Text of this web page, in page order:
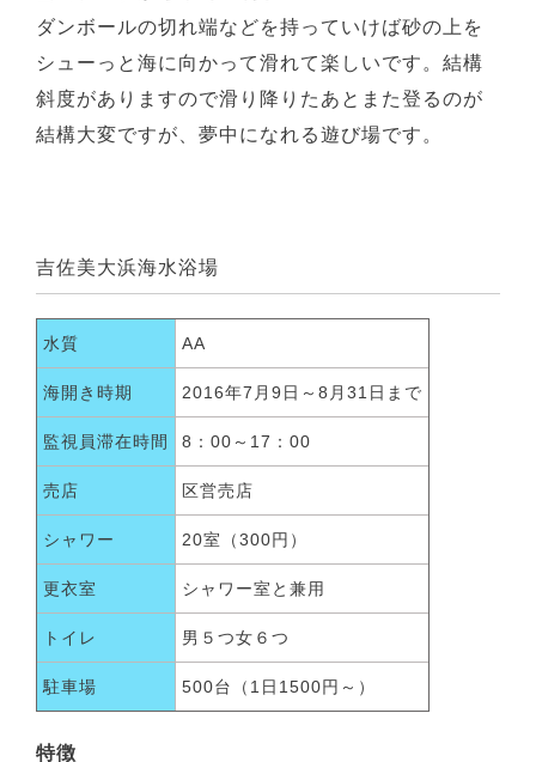
ダンボールの切れ端などを持っていけば砂の上を
シューっと海に向かって滑れて楽しいです。結構
斜度がありますので滑り降りたあとまた登るのが
結構大変ですが、夢中になれる遊び場です。
吉佐美大浜海水浴場
水質 AA
海開き時期 2016年7月9日～8月31日まで
監視員滞在時間 8：00～17：00
売店 区営売店
シャワー 20室（300円）
更衣室 シャワー室と兼用
トイレ 男５つ女６つ
駐車場 500台（1日1500円～）
特徴